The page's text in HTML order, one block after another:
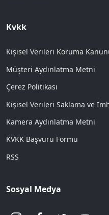
Kvkk
Kişisel Verileri Koruma
Müşteri Aydınlatma Metni
Çerez Politikası
Kişisel Verileri Saklama ve
Kamera Aydınlatma Metni
KVKK Başvuru Formu
RSS
Sosyal Medya